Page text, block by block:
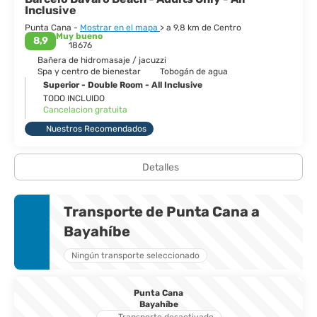
Inclusive
Punta Cana - Mostrar en el mapa > a 9,8 km de Centro
8,9
Muy bueno
18676
Bañera de hidromasaje / jacuzzi
Spa y centro de bienestar
Tobogán de agua
Superior - Double Room - All Inclusive
TODO INCLUIDO
Cancelacion gratuita
Nuestros Recomendados
Detalles
Transporte de Punta Cana a
Bayahíbe
Ningún transporte seleccionado
Punta Cana
Bayahíbe